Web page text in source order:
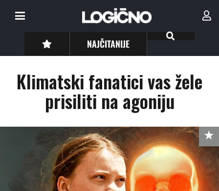
NAJČITANIJE
Klimatski fanatici vas žele
prisiliti na agoniju